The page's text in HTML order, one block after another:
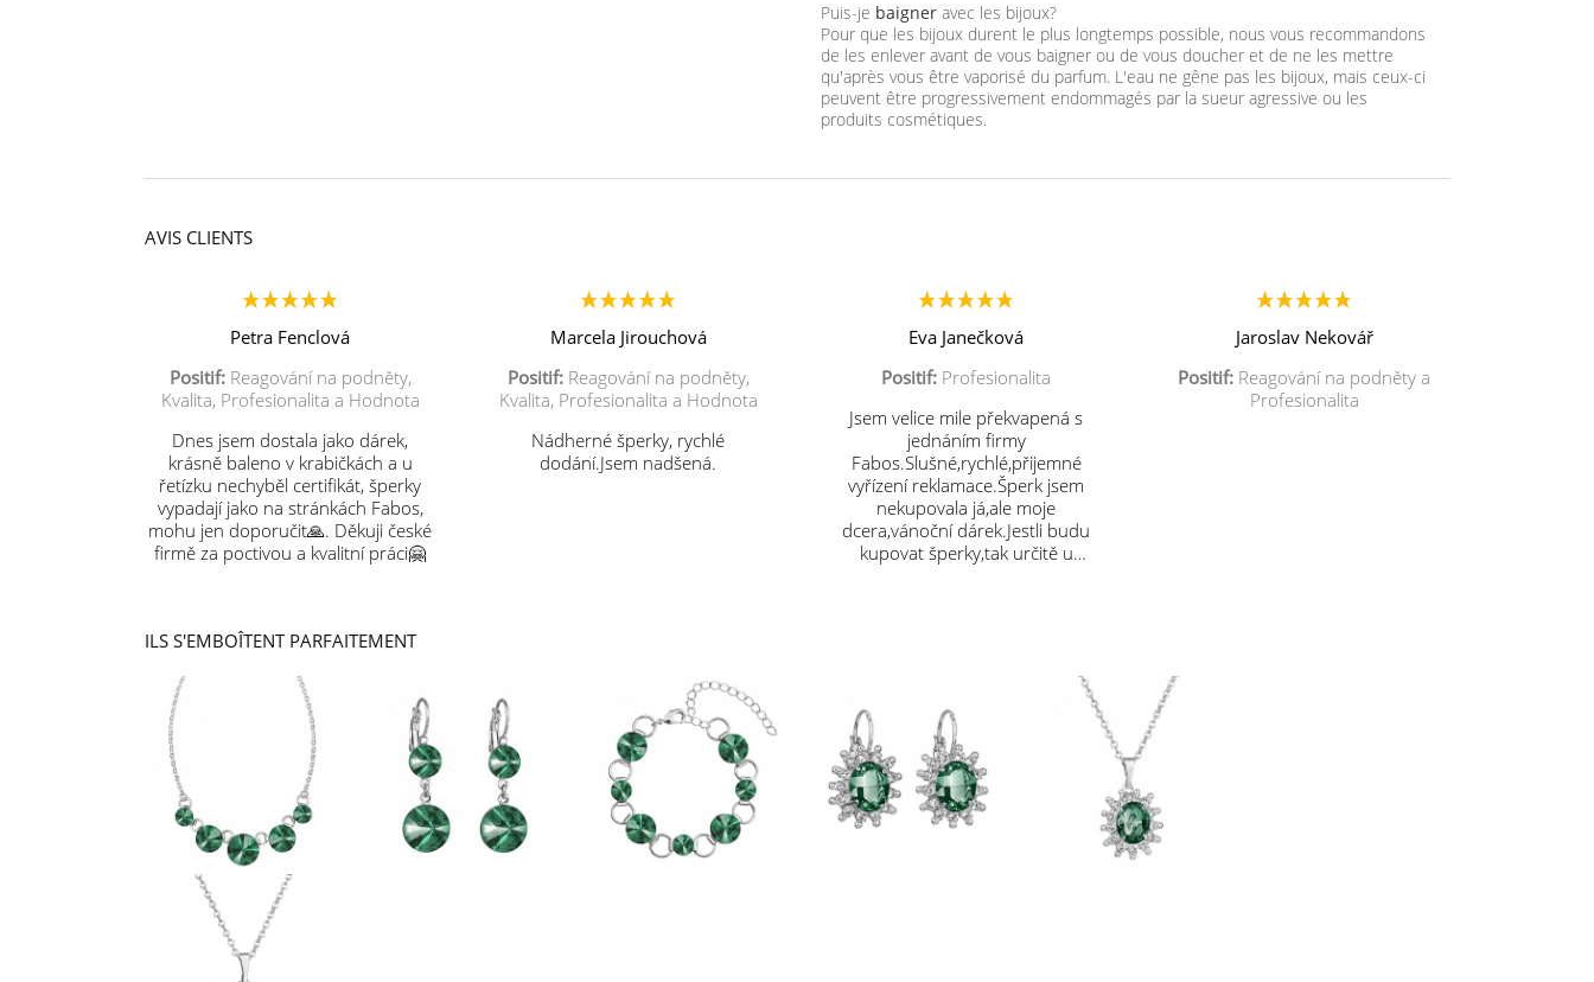
Puis-je baigner avec les bijoux?
Pour que les bijoux durent le plus longtemps possible, nous vous recommandons
de les enlever avant de vous baigner ou de vous doucher et de ne les mettre
qu'après vous être vaporisé du parfum. L'eau ne gêne pas les bijoux, mais ceux-ci
peuvent être progressivement endommagés par la sueur agressive ou les
produits cosmétiques.
AVIS CLIENTS
Petra Fenclová
Positif:Reagování na podněty,
Kvalita, Profesionalita a Hodnota
Dnes jsem dostala jako dárek,
krásně baleno v krabičkách a u
řetízku nechyběl certifikát, šperky
vypadají jako na stránkách Fabos,
mohu jen doporučit🙏. Děkuji české
firmě za poctivou a kvalitní práci🤗
Marcela Jirouchová
Positif:Reagování na podněty,
Kvalita, Profesionalita a Hodnota
Nádherné šperky, rychlé
dodání.Jsem nadšená.
Eva Janečková
Positif: Profesionalita
Jsem velice mile překvapená s
jednáním firmy
Fabos.Slušné,rychlé,přijemné
vyřízení reklamace.Šperk jsem
nekupovala já,ale moje
dcera,vánoční dárek.Jestli budu
kupovat šperky,tak určitě u
Jaroslav Nekovář
Positif: Reagování na podněty a
Profesionalita
ILS S'EMBOÎTENT PARFAITEMENT